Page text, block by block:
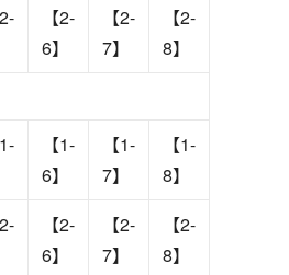
【2-
6】
【2-
7】
【2-
8】
【1-
6】
【1-
7】
【1-
8】
【2-
6】
【2-
7】
【2-
8】